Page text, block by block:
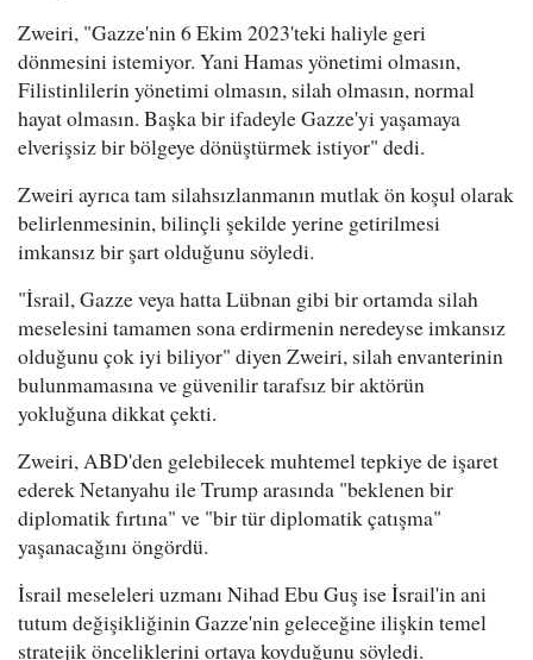
Zweiri, "Gazze'nin 6 Ekim 2023'teki haliyle geri
dönmesini istemiyor. Yani Hamas yönetimi olmasın,
Filistinlilerin yönetimi olmasın, silah olmasın, normal
hayat olmasın. Başka bir ifadeyle Gazze'yi yaşamaya
elverişsiz bir bölgeye dönüştürmek istiyor" dedi.
Zweiri ayrıca tam silahsızlanmanın mutlak ön koşul olarak
belirlenmesinin, bilinçli şekilde yerine getirilmesi
imkansız bir şart olduğunu söyledi.
"İsrail, Gazze veya hatta Lübnan gibi bir ortamda silah
meselesini tamamen sona erdirmenin neredeyse imkansız
olduğunu çok iyi biliyor" diyen Zweiri, silah envanterinin
bulunmamasına ve güvenilir tarafsız bir aktörün
yokluğuna dikkat çekti.
Zweiri, ABD'den gelebilecek muhtemel tepkiye de işaret
ederek Netanyahu ile Trump arasında "beklenen bir
diplomatik fırtına" ve "bir tür diplomatik çatışma"
yaşanacağını öngördü.
İsrail meseleleri uzmanı Nihad Ebu Guş ise İsrail'in ani
tutum değişikliğinin Gazze'nin geleceğine ilişkin temel
stratejik önceliklerini ortaya koyduğunu söyledi.